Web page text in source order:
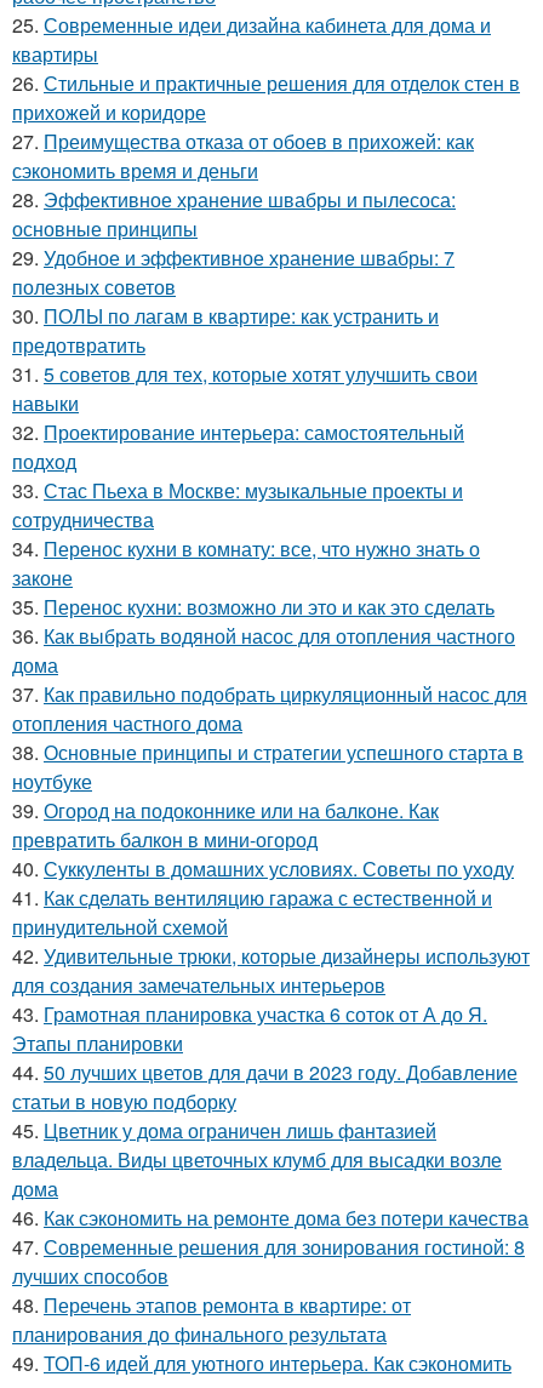
25. Современные идеи дизайна кабинета для дома и
квартиры
26. Стильные и практичные решения для отделок стен в
прихожей и коридоре
27. Преимущества отказа от обоев в прихожей: как
сэкономить время и деньги
28. Эффективное хранение швабры и пылесоса:
основные принципы
29. Удобное и эффективное хранение швабры: 7
полезных советов
30. ПОЛЫ по лагам в квартире: как устранить и
предотвратить
31. 5 советов для тех, которые хотят улучшить свои
навыки
32. Проектирование интерьера: самостоятельный
подход
33. Стас Пьеха в Москве: музыкальные проекты и
сотрудничества
34. Перенос кухни в комнату: все, что нужно знать о
законе
35. Перенос кухни: возможно ли это и как это сделать
36. Как выбрать водяной насос для отопления частного
дома
37. Как правильно подобрать циркуляционный насос для
отопления частного дома
38. Основные принципы и стратегии успешного старта в
ноутбуке
39. Огород на подоконнике или на балконе. Как
превратить балкон в мини-огород
40. Суккуленты в домашних условиях. Советы по уходу
41. Как сделать вентиляцию гаража с естественной и
принудительной схемой
42. Удивительные трюки, которые дизайнеры используют
для создания замечательных интерьеров
43. Грамотная планировка участка 6 соток от А до Я.
Этапы планировки
44. 50 лучших цветов для дачи в 2023 году. Добавление
статьи в новую подборку
45. Цветник у дома ограничен лишь фантазией
владельца. Виды цветочных клумб для высадки возле
дома
46. Как сэкономить на ремонте дома без потери качества
47. Современные решения для зонирования гостиной: 8
лучших способов
48. Перечень этапов ремонта в квартире: от
планирования до финального результата
49. ТОП-6 идей для уютного интерьера. Как сэкономить